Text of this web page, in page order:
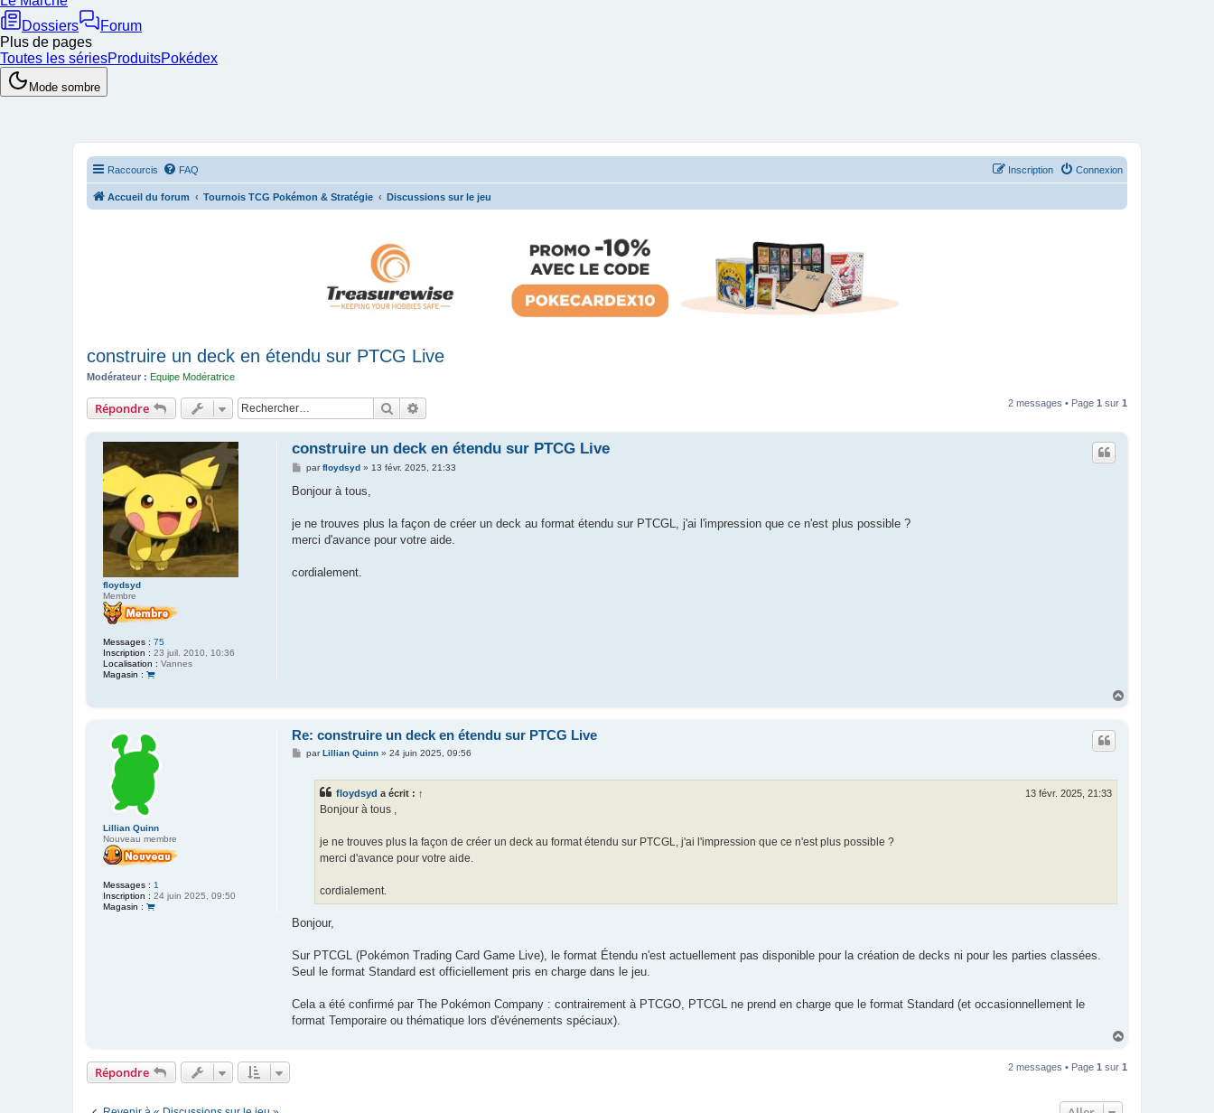
Raccourcis FAQ Connexion
Inscription
Accueil du forum Tournois TCG Pokémon & Stratégie Discussions sur le jeu
construire un deck en étendu sur PTCG Live
Modérateur : Equipe Modératrice
Répondre Rechercher 2 messages • Page 1 sur 1
floydsyd
Membre
Messages : 75
Inscription : 23 juil. 2010, 10:36
Localisation : Vannes
Magasin :
construire un deck en étendu sur PTCG Live
M
s
g
parfloydsyd» 13 févr. 2025, 21:33
Bonjour à tous,
je ne trouves plus la façon de créer un deck au format étendu sur PTCGL, j'ai l'impression que ce n'est plus possible ?
merci d'avance pour votre aide.
cordialement.
Lillian Quinn
Nouveau membre
Messages : 1
Inscription : 24 juin 2025, 09:50
Magasin :
Re: construire un deck en étendu sur PTCG Live
MparLillian Quinn» 24 juin 2025, 09:56
floydsyd a écrit : ↑ 13 févr. 2025, 21:33
Bonjour à tous ,
je ne trouves plus la façon de créer un deck au format étendu sur PTCGL, j'ai l'impression que ce n'est plus possible ?
merci d'avance pour votre aide.
cordialement.
Bonjour,
Sur PTCGL (Pokémon Trading Card Game Live), le format Étendu n'est actuellement pas disponible pour la création de decks ni pour les parties classées.
Seul le format Standard est officiellement pris en charge dans le jeu.
Cela a été confirmé par The Pokémon Company : contrairement à PTCGO, PTCGL ne prend en charge que le format Standard (et occasionnellement le
format Temporaire ou thématique lors d'événements spéciaux).
t
Répondre 2 messages • Page 1 sur 1